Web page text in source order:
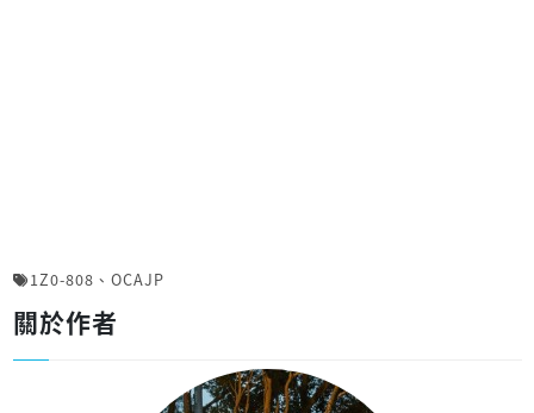
1Z0-808 、 OCAJP
關於作者